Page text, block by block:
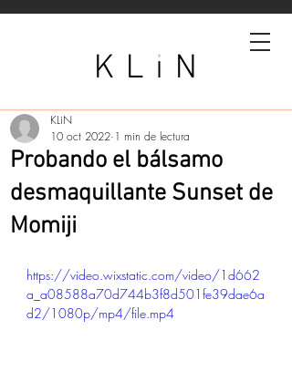
Probando el bálsamo
desmaquillante Sunset de
Momiji
KLiN
10 oct 2022 1 min de lectura
https://video.wixstatic.com/video/1d662
a_a08588a70d744b3f8d501fe39dae6a
d2/1080p/mp4/file.mp4